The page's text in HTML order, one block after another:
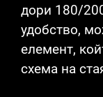
дори 180/
удобство,
елемент,
схема на